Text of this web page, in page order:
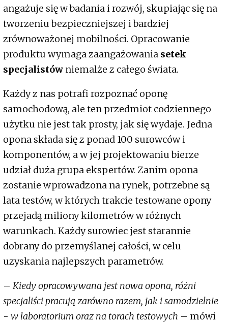
angażuje się w badania i rozwój, skupiając się na
tworzeniu bezpieczniejszej i bardziej
zrównoważonej mobilności. Opracowanie
produktu wymaga zaangażowania setek
specjalistów niemalże z całego świata.
Każdy z nas potrafi rozpoznać oponę
samochodową, ale ten przedmiot codziennego
użytku nie jest tak prosty, jak się wydaje. Jedna
opona składa się z ponad 100 surowców i
komponentów, a w jej projektowaniu bierze
udział duża grupa ekspertów. Zanim opona
zostanie wprowadzona na rynek, potrzebne są
lata testów, w których trakcie testowane opony
przejadą miliony kilometrów w różnych
warunkach. Każdy surowiec jest starannie
dobrany do przemyślanej całości, w celu
uzyskania najlepszych parametrów.
– Kiedy opracowywana jest nowa opona, różni
specjaliści pracują zarówno razem, jak i samodzielnie
- w laboratorium oraz na torach testowych – mówi